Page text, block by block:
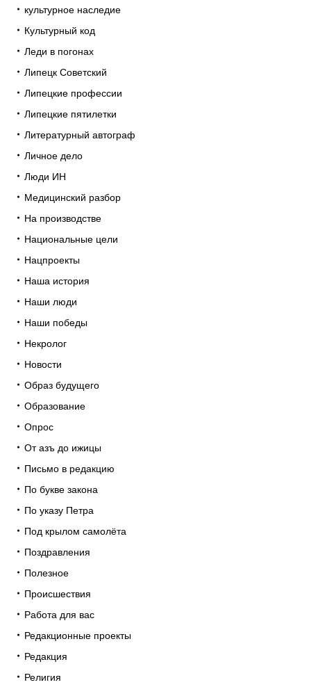
культурное наследие
Культурный код
Леди в погонах
Липецк Советский
Липецкие профессии
Липецкие пятилетки
Литературный автограф
Личное дело
Люди ИН
Медицинский разбор
На производстве
Национальные цели
Нацпроекты
Наша история
Наши люди
Наши победы
Некролог
Новости
Образ будущего
Образование
Опрос
От азъ до ижицы
Письмо в редакцию
По букве закона
По указу Петра
Под крылом самолёта
Поздравления
Полезное
Происшествия
Работа для вас
Редакционные проекты
Редакция
Религия